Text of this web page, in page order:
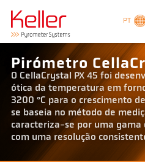
PT
Pirómetro
O CellaCrystal PX 45 foi
ótica da temperatura em
3200 °C para o crescimento
se baseia no método de
caracteriza-se por uma
com uma resolução